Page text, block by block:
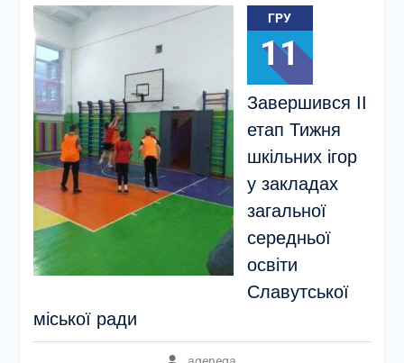
ГРУ
11
Завершився ІІ
етап Тижня
шкільних ігор
у закладах
загальної
середньої
освіти
Славутської
міської ради